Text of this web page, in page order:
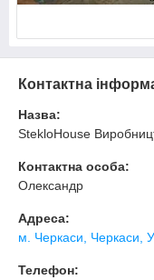
Контактна
Назва:
StekloHouse
Контактна особа:
Олександр
Адреса:
м. Черкаси, Черкаси,
Телефон: